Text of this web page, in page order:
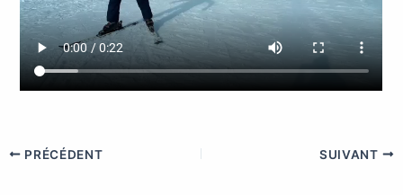
PRÉCÉDENT SUIVANT